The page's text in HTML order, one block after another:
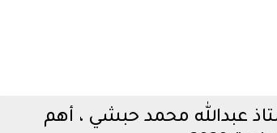
عبدالله محمد حبشي ، أهم